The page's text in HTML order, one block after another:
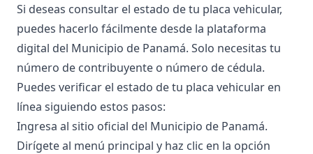
Si deseas consultar el estado de tu placa vehicular,
puedes hacerlo fácilmente desde la plataforma
digital del Municipio de Panamá. Solo necesitas tu
número de contribuyente o número de cédula.
Puedes verificar el estado de tu placa vehicular en
línea siguiendo estos pasos:
Ingresa al sitio oficial del Municipio de Panamá.
Dirígete al menú principal y haz clic en la opción